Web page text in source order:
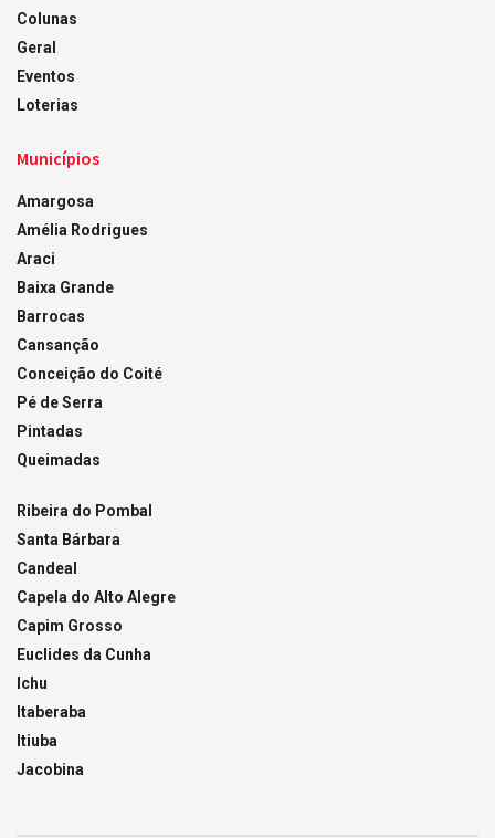
Colunas
Geral
Eventos
Loterias
Municípios
Amargosa
Amélia Rodrigues
Araci
Baixa Grande
Barrocas
Cansanção
Conceição do Coité
Pé de Serra
Pintadas
Queimadas
Ribeira do Pombal
Santa Bárbara
Candeal
Capela do Alto Alegre
Capim Grosso
Euclides da Cunha
Ichu
Itaberaba
Itiuba
Jacobina